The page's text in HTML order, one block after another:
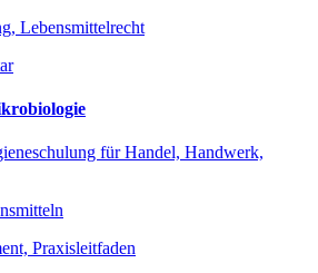
Lebensmittelrecht
für Handel, Handwerk,
Praxisleitfaden